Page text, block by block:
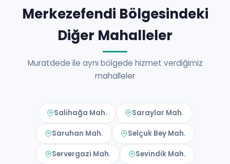
Merkezefendi Bölgesindeki
Diğer Mahalleler
Muratdede ile aynı bölgede hizmet verdiğimiz
mahalleler
Salihağa Mah. Saraylar Mah.
Saruhan Mah. Selçuk Bey Mah.
Servergazi Mah. Sevindik Mah.